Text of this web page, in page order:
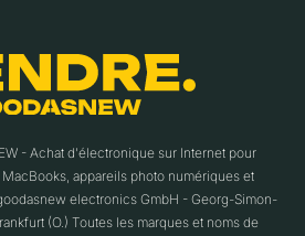
- Achat d'électronique sur Internet pour
appareils photo numériques et
electronics GmbH - Georg-Simon-
(O.) Toutes les marques et noms de